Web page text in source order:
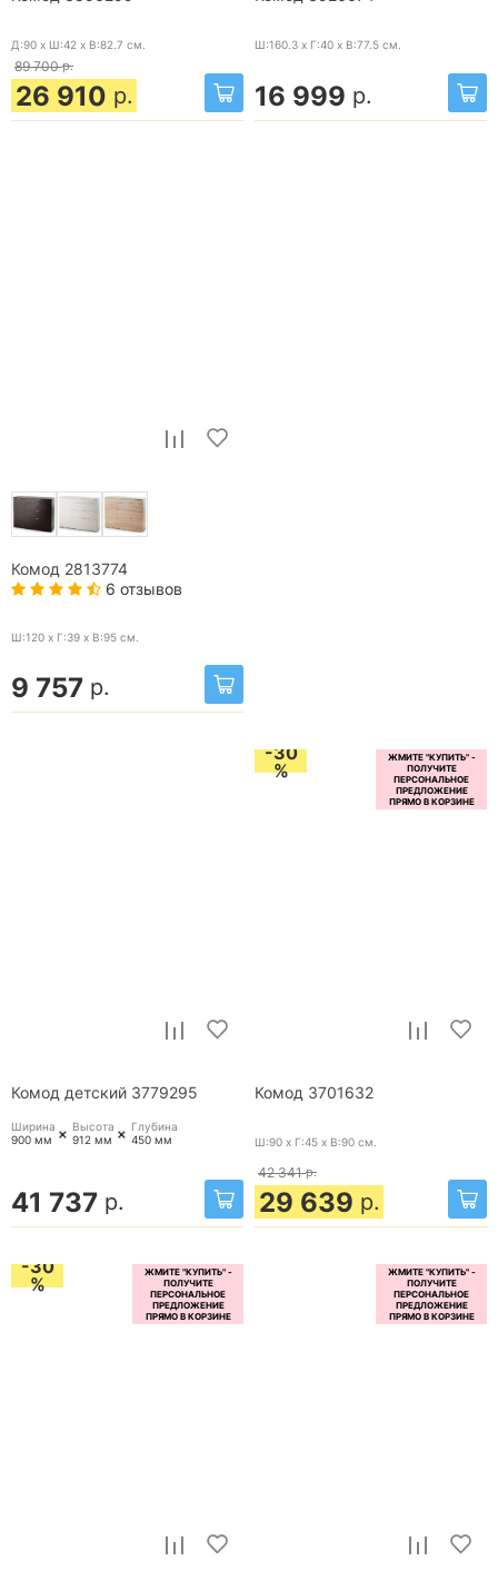
Д:90 x Ш:42 x В:82.7 см.
89 700 р.
26 910 р.
Ш:160.3 x Г:40 x В:77.5 см.
16 999 р.
Комод 2813774
6 отзывов
Ш:120 x Г:39 x В:95 см.
9 757 р.
Комод детский 3779295
Ширина
900 мм+Высота
912 мм+Глубина
450 мм
41 737 р.
-30
%
Комод 3701632
Ш:90 x Г:45 x В:90 см.
42 341 р.
29 639 р.
-30
%